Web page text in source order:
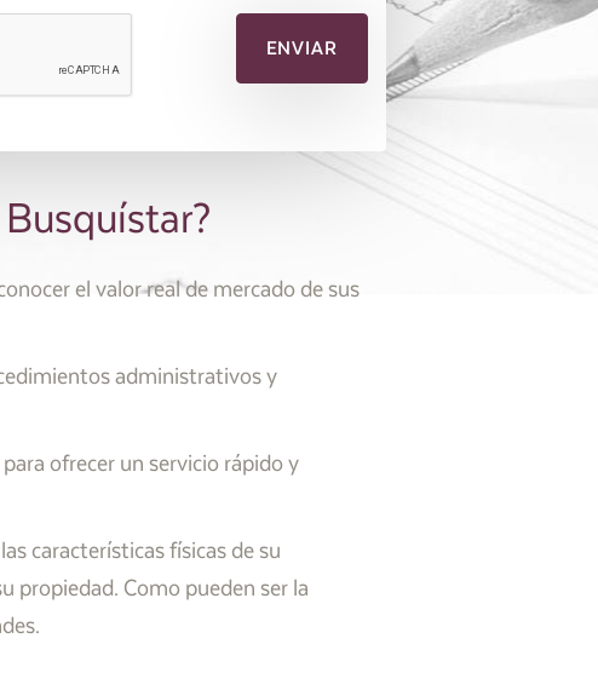
el valor real de mercado de sus
administrativos y
ofrecer un servicio rápido y
características físicas de su
propiedad. Como pueden ser la